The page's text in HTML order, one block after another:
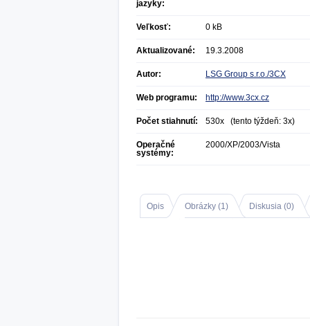
jazyky:
Veľkosť: 0 kB
Aktualizované: 19.3.2008
Autor: LSG Group s.r.o./3CX
Web programu: http://www.3cx.cz
Počet stiahnutí: 530x (tento týždeň: 3x)
Operačné
systémy:
2000/XP/2003/Vista
Opis Obrázky (1) Diskusia (0)